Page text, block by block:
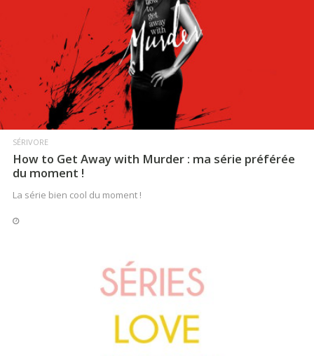
LIRE LA SUITE
SÉRIVORE
How to Get Away with Murder : ma série préférée
du moment !
La série bien cool du moment !
LIRE LA SUITE